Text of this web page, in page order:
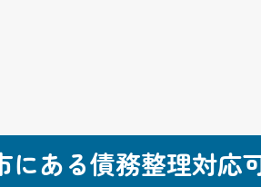
にある債務整理対応